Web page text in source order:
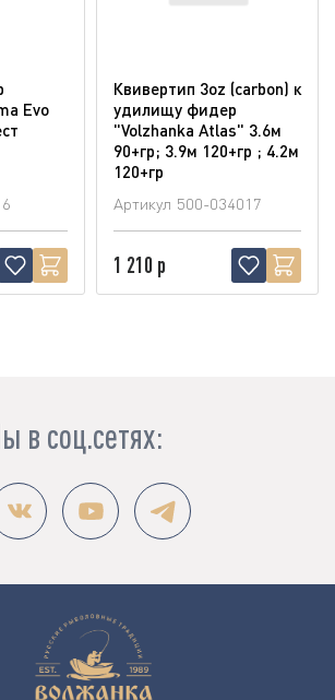
Evo
Квивертип 3oz (carbon) к
удилищу фидер
"Volzhanka Atlas" 3.6м
90+гр; 3.9м 120+гр ; 4.2м
120+гр
Артикул 500-034017
1 210 р
в соц.сетях: